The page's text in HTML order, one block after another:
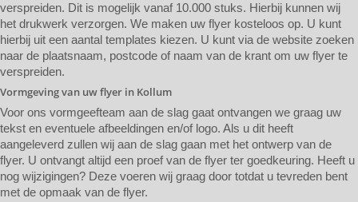
verspreiden. Dit is mogelijk vanaf 10.000 stuks. Hierbij kunnen wij
het drukwerk verzorgen. We maken uw flyer kosteloos op. U kunt
hierbij uit een aantal templates kiezen. U kunt via de website zoeken
naar de plaatsnaam, postcode of naam van de krant om uw flyer te
verspreiden.
Vormgeving van uw flyer in Kollum
Voor ons vormgeefteam aan de slag gaat ontvangen we graag uw
tekst en eventuele afbeeldingen en/of logo. Als u dit heeft
aangeleverd zullen wij aan de slag gaan met het ontwerp van de
flyer. U ontvangt altijd een proef van de flyer ter goedkeuring. Heeft u
nog wijzigingen? Deze voeren wij graag door totdat u tevreden bent
met de opmaak van de flyer.